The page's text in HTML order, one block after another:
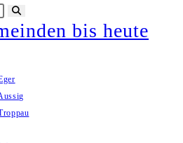
starten
bis heute